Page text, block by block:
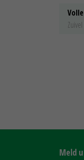
Zuivel
Meld